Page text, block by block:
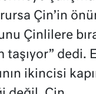
Çin’in
Çinlilere
taşıyor” dedi.
ikincisi